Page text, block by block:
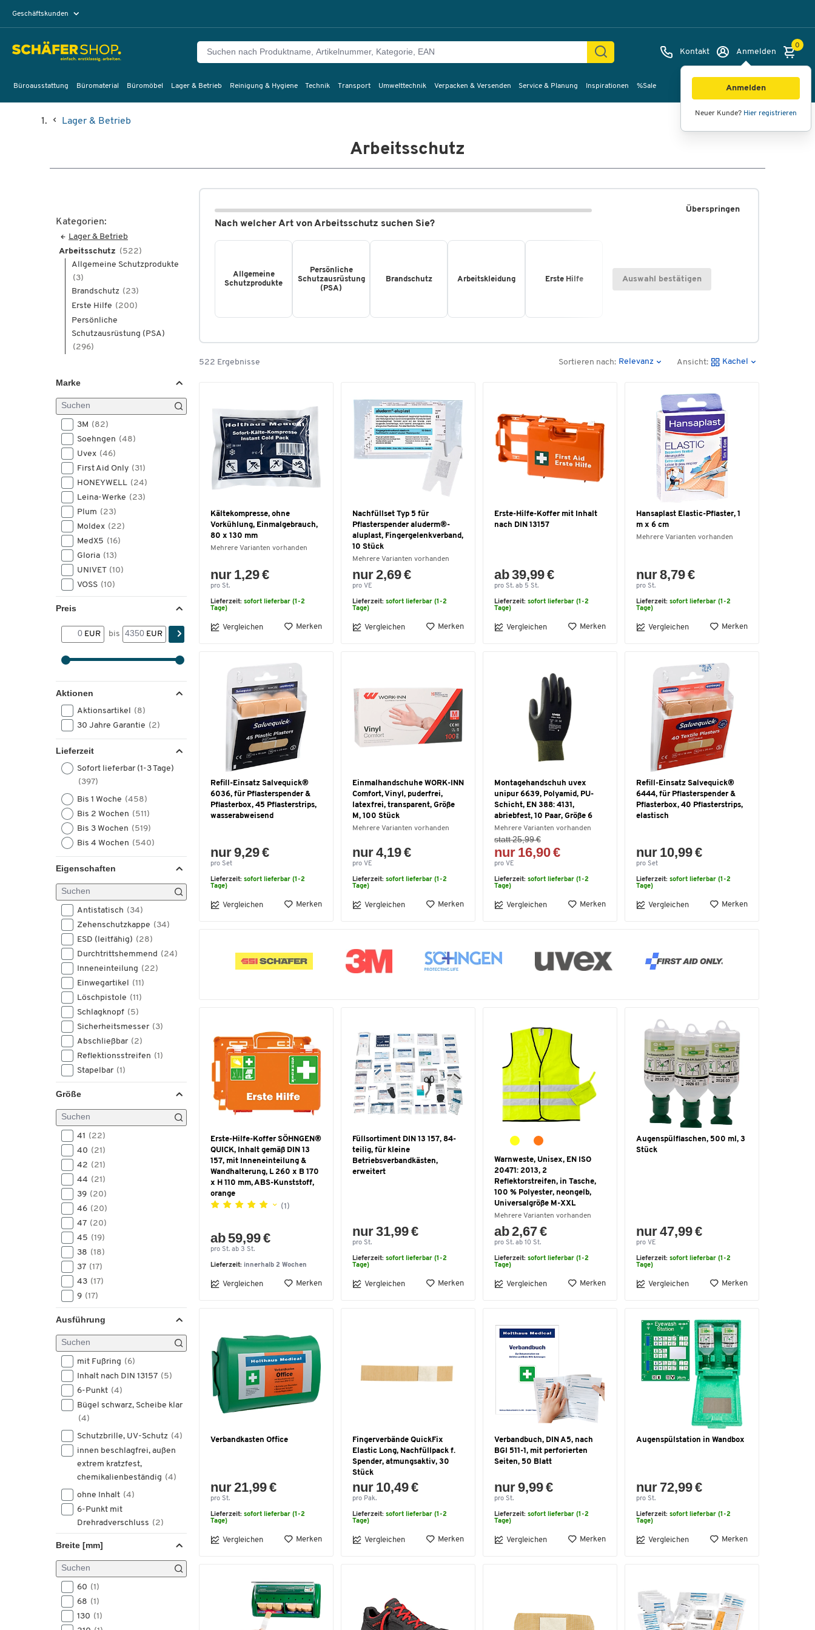
Geschäftskunden
Kontakt Anmelden
Anmelden
Neuer Kunde? Hier registrieren
0
Büroausstattung Büromaterial Büromöbel Lager & Betrieb Reinigung & Hygiene Technik Transport Umwelttechnik Verpacken & Versenden Service & Planung Inspirationen %Sale
Lager & Betrieb
Arbeitsschutz
Kategorien:
Lager & Betrieb
Arbeitsschutz (522)
Allgemeine Schutzprodukte
(3)
Brandschutz (23)
Erste Hilfe (200)
Persönliche
Schutzausrüstung (PSA)
(296)
Marke
3M (82)
Soehngen (48)
Uvex (46)
First Aid Only (31)
HONEYWELL (24)
Leina-Werke (23)
Plum (23)
Moldex (22)
MedX5 (16)
Gloria (13)
UNIVET (10)
VOSS (10)
KS-Tools(9)
JSP(7)
KNEETEK
(4)
PRO FIT(4)
Eichner(3)
Haix(3)
PELTOR(3)
Puma (3)
SSI Schäfer (3)
ALBATROS (2)
Renz
ABUS
(1)
CEDERROTH
(1)
GEBRA (1)
Profit (1)
Skylotec
(1)
Sunware
(1)
U.POWER
(1)
UHLEN
Preis
EUR bis EUR
Aktionen
Aktionsartikel (8)
30 Jahre Garantie (2)
Lieferzeit
Sofort lieferbar (1-3 Tage)
(397)
Bis 1 Woche (458)
Bis 2 Wochen (511)
Bis 3 Wochen (519)
Bis 4 Wochen (540)
Eigenschaften
Antistatisch (34)
Zehenschutzkappe (34)
ESD (leitfähig) (28)
Durchtrittshemmend (24)
Inneneinteilung (22)
Einwegartikel (11)
Löschpistole (11)
Schlagknopf (5)
Sicherheitsmesser (3)
Abschließbar (2)
Reflektionsstreifen (1)
Stapelbar (1)
Größe
41 (22)
40 (21)
42 (21)
44 (21)
39 (20)
46 (20)
47 (20)
45 (19)
38 (18)
37 (17)
43 (17)
9 (17)
10(16)
7 (15)
8 (15)
11(14)
universal
50 (5)
52 (4)
M(3)
5(2)
10(45)
10,5(45,5)
10.5 (1)
7(41) (1)
Ausführung
mit Fußring (6)
Inhalt nach DIN 13157 (5)
6-Punkt (4)
Bügel schwarz, Scheibe klar
(4)
Schutzbrille, UV-Schutz (4)
innen beschlagfrei, außen
extrem kratzfest,
chemikalienbeständig (4)
ohne Inhalt (4)
6-Punkt mit
Drehradverschluss (2)
Bügel blau, Scheibe klar
Bügel schwarz/grün,
Scheibe klar
Bügel weiß grün, Scheibe
klar (2)
Breite [mm]
60 (1)
68 (1)
130 (1)
Nach welcher Art von Arbeitsschutz suchen Sie?
Überspringen
Allgemeine
Schutzprodukte
Persönliche
Schutzausrüstung
(PSA)
Brandschutz Arbeitskleidung Erste Hilfe Auswahl bestätigen
522 Ergebnisse Sortieren nach: Relevanz Ansicht: Kachel
Kältekompresse, ohne
Vorkühlung, Einmalgebrauch,
80 x 130 mm
Mehrere Varianten vorhanden
nur 1,29 €
pro St.
Lieferzeit: sofort lieferbar (1-2
Tage)
Vergleichen Merken
Nachfüllset Typ 5 für
Pflasterspender aluderm®-
aluplast, Fingergelenkverband,
10 Stück
Mehrere Varianten vorhanden
nur 2,69 €
pro VE
Lieferzeit: sofort lieferbar (1-2
Tage)
Vergleichen Merken
Erste-Hilfe-Koffer mit Inhalt
nach DIN 13157
ab 39,99 €
pro St. ab 5 St.
Lieferzeit: sofort lieferbar (1-2
Tage)
Vergleichen Merken
Hansaplast Elastic-Pflaster, 1
m x 6 cm
Mehrere Varianten vorhanden
nur 8,79 €
pro St.
Lieferzeit: sofort lieferbar (1-2
Tage)
Vergleichen Merken
Refill-Einsatz Salvequick®
6036, für Pflasterspender &
Pflasterbox, 45 Pflasterstrips,
wasserabweisend
nur 9,29 €
pro Set
Lieferzeit: sofort lieferbar (1-2
Tage)
Vergleichen Merken
Einmalhandschuhe WORK-INN
Comfort, Vinyl, puderfrei,
latexfrei, transparent, Größe
M, 100 Stück
Mehrere Varianten vorhanden
nur 4,19 €
pro VE
Lieferzeit: sofort lieferbar (1-2
Tage)
Vergleichen Merken
Montagehandschuh uvex
unipur 6639, Polyamid, PU-
Schicht, EN 388: 4131,
abriebfest, 10 Paar, Größe 6
Mehrere Varianten vorhanden
statt 25,99 €
nur 16,90 €
pro VE
Lieferzeit: sofort lieferbar (1-2
Tage)
Vergleichen Merken
Refill-Einsatz Salvequick®
6444, für Pflasterspender &
Pflasterbox, 40 Pflasterstrips,
elastisch
nur 10,99 €
pro Set
Lieferzeit: sofort lieferbar (1-2
Tage)
Vergleichen Merken
Erste-Hilfe-Koffer SÖHNGEN®
QUICK, Inhalt gemäß DIN 13
157, mit Inneneinteilung &
Wandhalterung, L 260 x B 170
x H 110 mm, ABS-Kunststoff,
orange
(1)
ab 59,99 €
pro St. ab 3 St.
Lieferzeit: innerhalb 2 Wochen
Vergleichen Merken
Füllsortiment DIN 13 157, 84-
teilig, für kleine
Betriebsverbandkästen,
erweitert
nur 31,99 €
pro St.
Lieferzeit: sofort lieferbar (1-2
Tage)
Vergleichen Merken
Warnweste, Unisex, EN ISO
20471: 2013, 2
Reflektorstreifen, in Tasche,
100 % Polyester, neongelb,
Universalgröße M-XXL
Mehrere Varianten vorhanden
ab 2,67 €
pro St. ab 10 St.
Lieferzeit: sofort lieferbar (1-2
Tage)
Vergleichen Merken
Augenspülflaschen, 500 ml, 3
Stück
nur 47,99 €
pro VE
Lieferzeit: sofort lieferbar (1-2
Tage)
Vergleichen Merken
Verbandkasten Office
nur 21,99 €
pro St.
Lieferzeit: sofort lieferbar (1-2
Tage)
Vergleichen Merken
Fingerverbände QuickFix
Elastic Long, Nachfüllpack f.
Spender, atmungsaktiv, 30
Stück
nur 10,49 €
pro Pak.
Lieferzeit: sofort lieferbar (1-2
Tage)
Vergleichen Merken
Verbandbuch, DIN A5, nach
BGI 511-1, mit perforierten
Seiten, 50 Blatt
nur 9,99 €
pro St.
Lieferzeit: sofort lieferbar (1-2
Tage)
Vergleichen Merken
Augenspülstation in Wandbox
nur 72,99 €
pro St.
Lieferzeit: sofort lieferbar (1-2
Tage)
Vergleichen Merken